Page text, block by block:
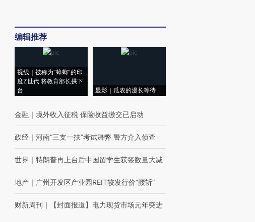
编辑推荐
视线｜被称为“蟑螂”的印
度Z世代 将教育部长拱下
台
显影｜瓜农的漫长等待
金融 ｜ 境外收入征税 保险收益缴交已启动
政经 ｜ 河南“三支一扶”考试舞弊 警方介入侦查
世界 ｜ 特朗普再上台后中国留学生获签数量大减
地产 ｜ 广州开发区产业园REIT较发行价“腰斩”
财新周刊 ｜ 【封面报道】电力现货市场元年突进